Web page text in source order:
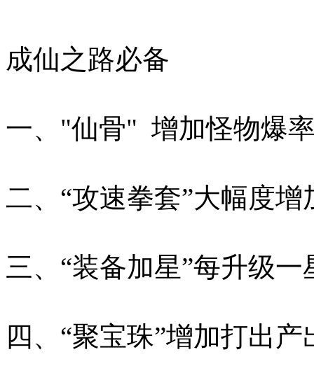
成仙之路必备
一、"仙骨" 增加怪物爆
二、“攻速拳套”大幅度
三、“装备加星”每升级
四、“聚宝珠”增加打出